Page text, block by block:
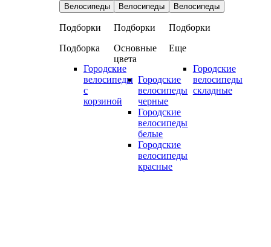
Велосипеды
Подборки
Подборка
Городские
велосипеды
с
корзиной
Велосипеды
Подборки
Основные
цвета
Городские
велосипеды
черные
Городские
велосипеды
белые
Городские
велосипеды
красные
Велосипеды
Подборки
Еще
Городские
велосипеды
складные